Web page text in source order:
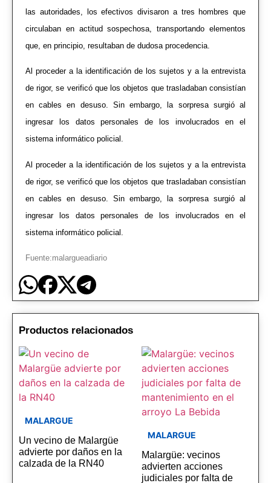
las autoridades, los efectivos divisaron a tres hombres que
circulaban en actitud sospechosa, transportando elementos
que, en principio, resultaban de dudosa procedencia.
Al proceder a la identificación de los sujetos y a la entrevista
de rigor, se verificó que los objetos que trasladaban consistían
en cables en desuso. Sin embargo, la sorpresa surgió al
ingresar los datos personales de los involucrados en el
sistema informático policial.
Al proceder a la identificación de los sujetos y a la entrevista
de rigor, se verificó que los objetos que trasladaban consistían
en cables en desuso. Sin embargo, la sorpresa surgió al
ingresar los datos personales de los involucrados en el
sistema informático policial.
Fuente:malargueadiario
Productos relacionados
MALARGUE
Un vecino de Malargüe
advierte por daños en la
calzada de la RN40
MALARGUE
Malargüe: vecinos
advierten acciones
judiciales por falta de